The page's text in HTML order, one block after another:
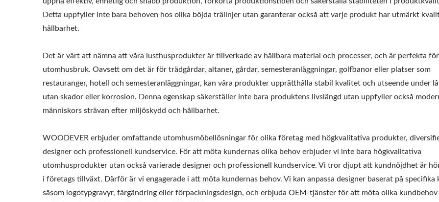
Detta uppfyller inte bara behoven hos olika böjda trälinjer utan garanterar också att varje produkt har utmärkt
hållbarhet.
Det är värt att nämna att våra lusthusprodukter är tillverkade av hållbara material och processer, och är perfekta för
utomhusbruk. Oavsett om det är för trädgårdar, altaner, gårdar, semesteranläggningar, golfbanor eller platser som
restauranger, hotell och semesteranläggningar, kan våra produkter upprätthålla stabil kvalitet och utseende under
utan skador eller korrosion. Denna egenskap säkerställer inte bara produktens livslängd utan uppfyller också
människors strävan efter miljöskydd och hållbarhet.
WOODEVER erbjuder omfattande utomhusmöbellösningar för olika företag med högkvalitativa produkter,
designer och professionell kundservice. För att möta kundernas olika behov erbjuder vi inte bara högkvalitativa
utomhusprodukter utan också varierade designer och professionell kundservice. Vi tror djupt att kundnöjdhet är
i företags tillväxt. Därför är vi engagerade i att möta kundernas behov. Vi kan anpassa designer baserat på specifika
såsom logotypgravyr, färgändring eller förpackningsdesign, och erbjuda OEM-tjänster för att möta olika kundbehov